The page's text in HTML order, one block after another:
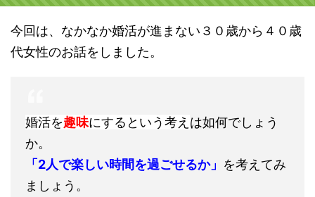
今回は、なかなか婚活が進まない ３０歳から４０歳
代女性のお話をしました。
婚活を趣味にするという考え は如何でしょう
か。
「2人で楽しい時間を過ごせるか」 を考えてみ
ましょう。